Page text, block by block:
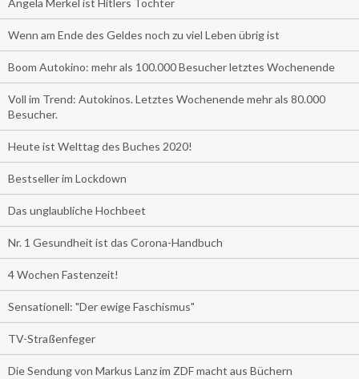
Angela Merkel ist Hitlers Tochter
Wenn am Ende des Geldes noch zu viel Leben übrig ist
Boom Autokino: mehr als 100.000 Besucher letztes Wochenende
Voll im Trend: Autokinos. Letztes Wochenende mehr als 80.000
Besucher.
Heute ist Welttag des Buches 2020!
Bestseller im Lockdown
Das unglaubliche Hochbeet
Nr. 1 Gesundheit ist das Corona-Handbuch
4 Wochen Fastenzeit!
Sensationell: "Der ewige Faschismus"
TV-Straßenfeger
Die Sendung von Markus Lanz im ZDF macht aus Büchern